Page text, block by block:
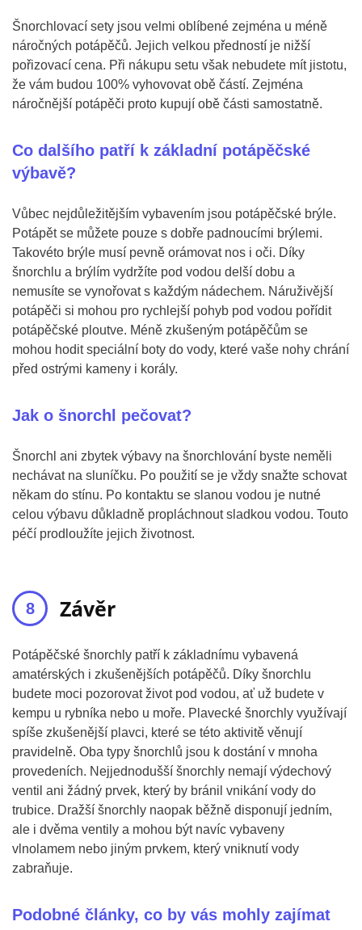
Šnorchlovací sety jsou velmi oblíbené zejména u méně
náročných potápěčů. Jejich velkou předností je nižší
pořizovací cena. Při nákupu setu však nebudete mít jistotu,
že vám budou 100% vyhovovat obě částí. Zejména
náročnější potápěči proto kupují obě části samostatně.
Co dalšího patří k základní potápěčské
výbavě?
Vůbec nejdůležitějším vybavením jsou potápěčské brýle.
Potápět se můžete pouze s dobře padnoucími brýlemi.
Takovéto brýle musí pevně orámovat nos i oči. Díky
šnorchlu a brýlím vydržíte pod vodou delší dobu a
nemusíte se vynořovat s každým nádechem. Náruživější
potápěči si mohou pro rychlejší pohyb pod vodou pořídit
potápěčské ploutve. Méně zkušeným potápěčům se
mohou hodit speciální boty do vody, které vaše nohy chrání
před ostrými kameny i korály.
Jak o šnorchl pečovat?
Šnorchl ani zbytek výbavy na šnorchlování byste neměli
nechávat na sluníčku. Po použití se je vždy snažte schovat
někam do stínu. Po kontaktu se slanou vodou je nutné
celou výbavu důkladně propláchnout sladkou vodou. Touto
péčí prodloužíte jejich životnost.
Závěr
Potápěčské šnorchly patří k základnímu vybavená
amatérských i zkušenějších potápěčů. Díky šnorchlu
budete moci pozorovat život pod vodou, ať už budete v
kempu u rybníka nebo u moře. Plavecké šnorchly využívají
spíše zkušenější plavci, které se této aktivitě věnují
pravidelně. Oba typy šnorchlů jsou k dostání v mnoha
provedeních. Nejjednodušší šnorchly nemají výdechový
ventil ani žádný prvek, který by bránil vnikání vody do
trubice. Dražší šnorchly naopak běžně disponují jedním,
ale i dvěma ventily a mohou být navíc vybaveny
vlnolamem nebo jiným prvkem, který vniknutí vody
zabraňuje.
Podobné články, co by vás mohly zajímat